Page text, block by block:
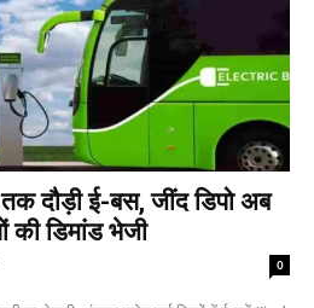
दौड़ी ई-बस, जींद डिपो अब
की डिमांड भेजी
0